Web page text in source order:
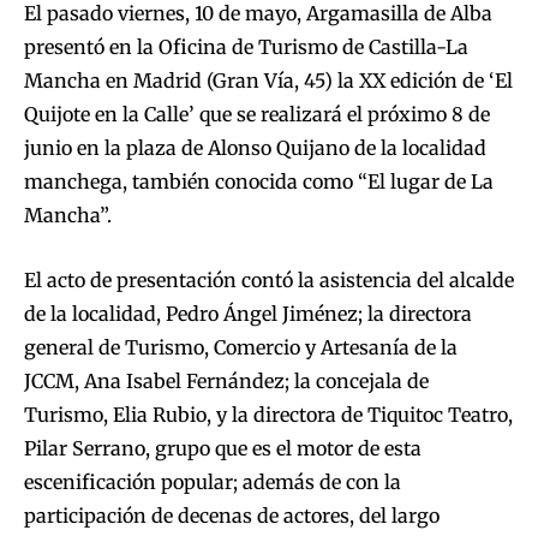
El pasado viernes, 10 de mayo, Argamasilla de Alba
presentó en la Oficina de Turismo de Castilla-La
Mancha en Madrid (Gran Vía, 45) la XX edición de ‘El
Quijote en la Calle’ que se realizará el próximo 8 de
junio en la plaza de Alonso Quijano de la localidad
manchega, también conocida como “El lugar de La
Mancha”.
El acto de presentación contó la asistencia del alcalde
de la localidad, Pedro Ángel Jiménez; la directora
general de Turismo, Comercio y Artesanía de la
JCCM, Ana Isabel Fernández; la concejala de
Turismo, Elia Rubio, y la directora de Tiquitoc Teatro,
Pilar Serrano, grupo que es el motor de esta
escenificación popular; además de con la
participación de decenas de actores, del largo